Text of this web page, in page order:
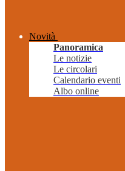
Novità
Panoramica
Le notizie
Le circolari
Calendario eventi
Albo online